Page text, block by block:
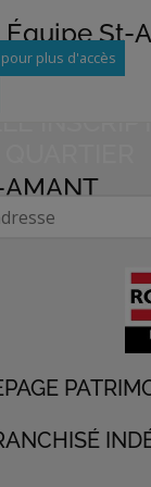
Équipe St-
plus d'accès
DE
DES
POUR
AMANT